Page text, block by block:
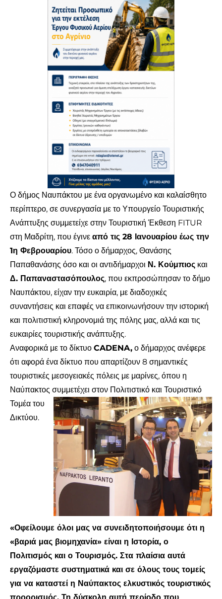
Ο δήμος Ναυπάκτου με ένα οργανωμένο και καλαίσθητο
περίπτερο, σε συνεργασία με το Υπουργείο Τουριστικής
Ανάπτυξης συμμετείχε στην Τουριστική Έκθεση FITUR
στη Μαδρίτη, που έγινε από τις 28 Ιανουαρίου έως την
1η Φεβρουαρίου. Τόσο ο δήμαρχος, Θανάσης
Παπαθανάσης όσο και οι αντιδήμαρχοι Ν. Κούμπιος και
Δ. Παπαναστασόπουλος, που εκπροσώπησαν το δήμο
Ναυπάκτου, είχαν την ευκαιρία, με διαδοχικές
συναντήσεις και επαφές να επικοινωνήσουν την ιστορική
και πολιτιστική κληρονομιά της πόλης μας, αλλά και τις
ευκαιρίες τουριστικής ανάπτυξης.
Αναφορικά με το δίκτυο CADENA, ο δήμαρχος ανέφερε
ότι αφορά ένα δίκτυο που απαρτίζουν 8 σημαντικές
τουριστικές μεσογειακές πόλεις με μαρίνες, όπου η
Ναύπακτος συμμετέχει στον Πολιτιστικό και Τουριστικό
Τομέα του
Δικτύου.
«Οφείλουμε όλοι μας να συνειδητοποιήσουμε ότι η
«βαριά μας βιομηχανία» είναι η Ιστορία, ο
Πολιτισμός και ο Τουρισμός. Στα πλαίσια αυτά
εργαζόμαστε συστηματικά και σε όλους τους τομείς
για να καταστεί η Ναύπακτος ελκυστικός τουριστικός